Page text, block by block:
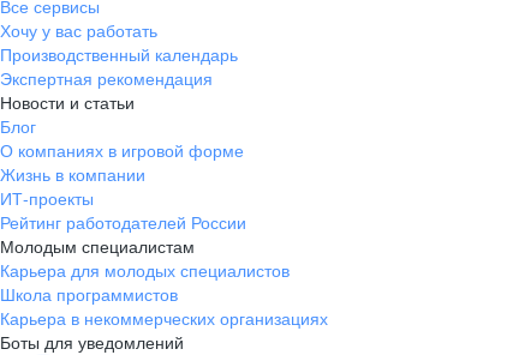
Все сервисы
Хочу у вас работать
Производственный календарь
Экспертная рекомендация
Новости и статьи
Блог
О компаниях в игровой форме
Жизнь в компании
ИТ-проекты
Рейтинг работодателей России
Молодым специалистам
Карьера для молодых специалистов
Школа программистов
Карьера в некоммерческих организациях
Боты для уведомлений